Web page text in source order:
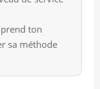
ton
sa méthode